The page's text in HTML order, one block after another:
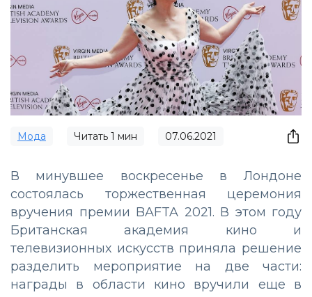
Мода Читать 1 мин 07.06.2021
В минувшее воскресенье в Лондоне
состоялась торжественная церемония
вручения премии BAFTA 2021. В этом году
Британская академия кино и
телевизионных искусств приняла решение
разделить мероприятие на две части:
награды в области кино вручили еще в